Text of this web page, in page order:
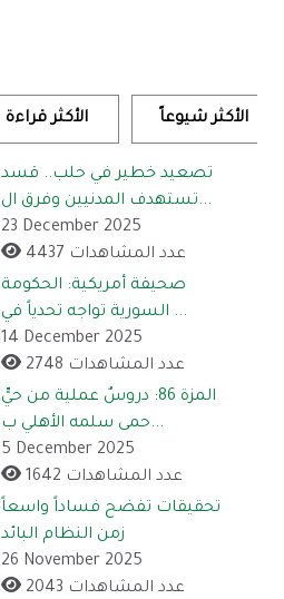
الأكثر قراءة الأكثر شيوعاً
تصعيد خطير في حلب.. قسد
تستهدف المدنيين وفرق ال...
23 December 2025
4437 عدد المشاهدات
صحيفة أمريكية: الحكومة
السورية تواجه تحدياً في ...
14 December 2025
2748 عدد المشاهدات
المزة 86: دروسٌ عملية من حيٍّ
حمى سلمه الأهلي ب...
5 December 2025
1642 عدد المشاهدات
تحقيقات تفضح فساداً واسعاً
زمن النظام البائد
26 November 2025
2043 عدد المشاهدات